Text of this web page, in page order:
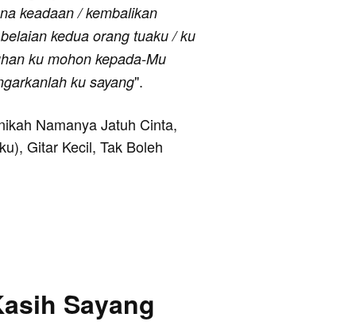
keadaan / kembalikan
kedua orang tuaku / ku
ku mohon kepada-Mu
ku sayang".
Namanya Jatuh Cinta,
Gitar Kecil, Tak Boleh
Sayang